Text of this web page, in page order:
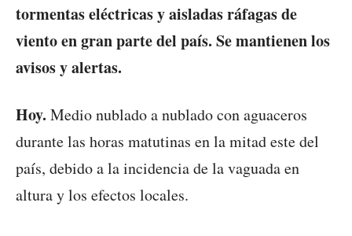
tormentas eléctricas y aisladas ráfagas de
viento en gran parte del país. Se mantienen los
avisos y alertas.
Hoy. Medio nublado a nublado con aguaceros
durante las horas matutinas en la mitad este del
país, debido a la incidencia de la vaguada en
altura y los efectos locales.